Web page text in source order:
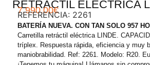
RETRACTIL ELECTRICA
7.990,00€
REFERENCIA: 2261
BATERÍA NUEVA. CON TAN SOLO 957
Carretilla retráctil eléctrica LINDE.
tríplex. Respuesta rápida, eficiencia y muy
maniobrabilidad. Ref: 2261. Modelo: R20.